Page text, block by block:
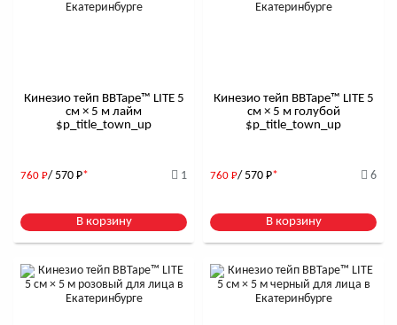
Кинезио тейп BBTape™ LITE 5
см × 5 м лайм
$р_title_town_up
760 Р/ 570 Р* 1
В корзину
Кинезио тейп BBTape™ LITE 5
см × 5 м голубой
$р_title_town_up
760 Р/ 570 Р* 6
В корзину